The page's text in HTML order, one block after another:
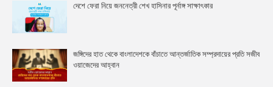
দেশে ফেরা নিয়ে জননেত্রী শেখ হাসিনার পূর্নাঙ্গ সাক্ষাৎকার
জঙ্গিদের হাত থেকে বাংলাদেশকে বাঁচাতে আন্তর্জাতিক সম্প্রদায়ের প্রতি সজীব
ওয়াজেদের আহ্বান